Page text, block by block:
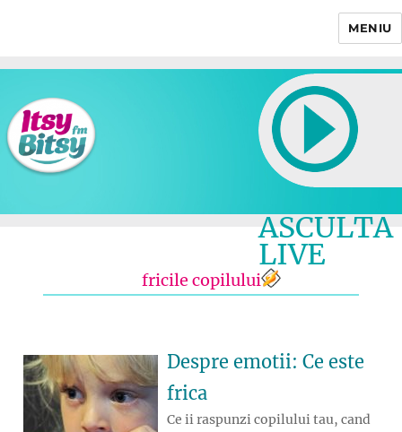
MENIU
ASCULTA
LIVE
fricile copilului
Despre emotii: Ce este
frica
Ce ii raspunzi copilului tau, cand